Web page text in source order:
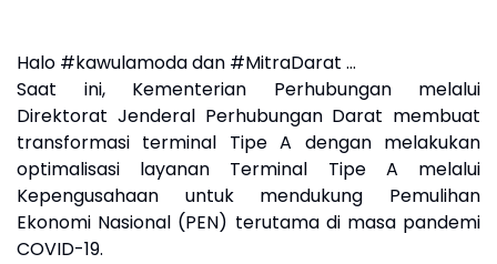
Halo #kawulamoda dan #MitraDarat ...
Saat ini, Kementerian Perhubungan melalui
Direktorat Jenderal Perhubungan Darat membuat
transformasi terminal Tipe A dengan melakukan
optimalisasi layanan Terminal Tipe A melalui
Kepengusahaan untuk mendukung Pemulihan
Ekonomi Nasional (PEN) terutama di masa pandemi
COVID-19.